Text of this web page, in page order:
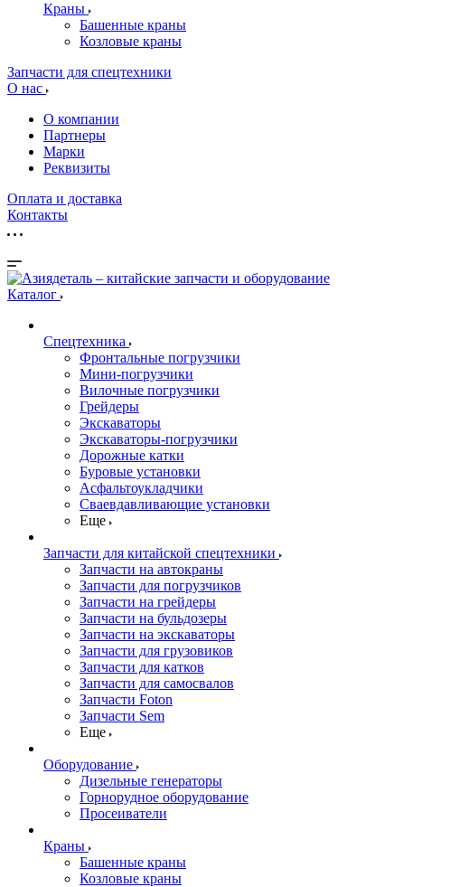
Краны
Башенные краны
Козловые краны
Запчасти для спецтехники
О нас
О компании
Партнеры
Марки
Реквизиты
Оплата и доставка
Контакты
Каталог
Спецтехника
Фронтальные погрузчики
Мини-погрузчики
Вилочные погрузчики
Грейдеры
Экскаваторы
Экскаваторы-погрузчики
Дорожные катки
Буровые установки
Асфальтоукладчики
Сваевдавливающие установки
Еще
Запчасти для китайской спецтехники
Запчасти на автокраны
Запчасти для погрузчиков
Запчасти на грейдеры
Запчасти на бульдозеры
Запчасти на экскаваторы
Запчасти для грузовиков
Запчасти для катков
Запчасти для самосвалов
Запчасти Foton
Запчасти Sem
Еще
Оборудование
Дизельные генераторы
Горнорудное оборудование
Просеиватели
Краны
Башенные краны
Козловые краны